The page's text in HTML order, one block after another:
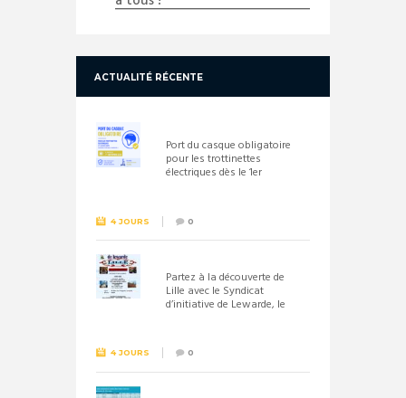
ACTUALITÉ RÉCENTE
Port du casque obligatoire
pour les trottinettes
électriques dès le 1er
4 JOURS 0
Partez à la découverte de
Lille avec le Syndicat
d’initiative de Lewarde, le
4 JOURS 0